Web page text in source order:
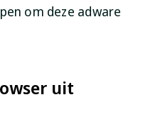
om deze adware
uit